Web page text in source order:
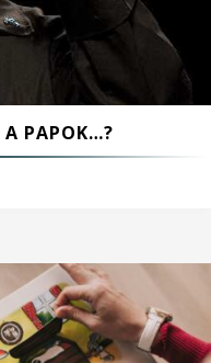
A PAPOK…?